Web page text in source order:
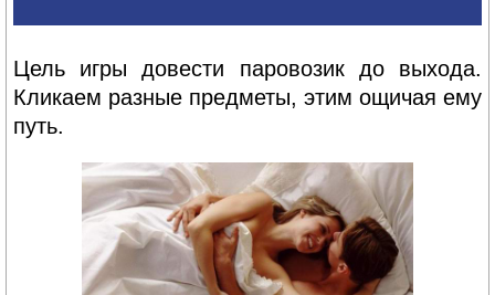
Цель игры довести паровозик до выхода.
Кликаем разные предметы, этим ощичая ему
путь.